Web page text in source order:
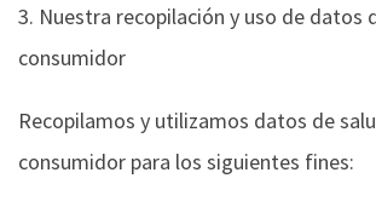
3. Nuestra recopilación y uso de datos
consumidor
Recopilamos y utilizamos datos de
consumidor para los siguientes fines: